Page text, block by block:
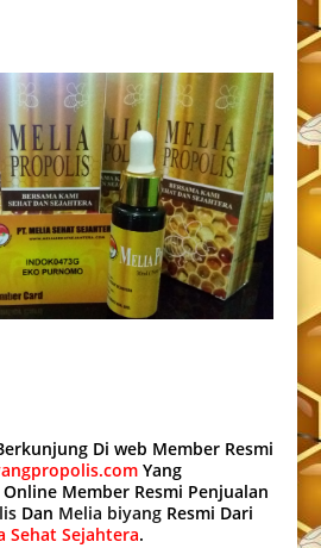
Di web Member Resmi
Yang
Member Resmi Penjualan
Dan Melia biyang Resmi Dari
Sehat Sejahtera.